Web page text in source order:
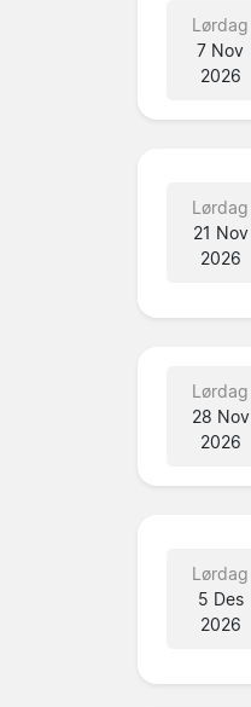
Lørdag
7 Nov
2026
Lørdag
21 Nov
2026
Lørdag
28 Nov
2026
Lørdag
5 Des
2026